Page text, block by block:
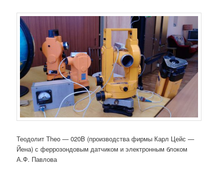
Теодолит Theo — 020B (производства фирмы Карл Цейс —
Йена) с феррозондовым датчиком и электронным блоком
А.Ф. Павлова